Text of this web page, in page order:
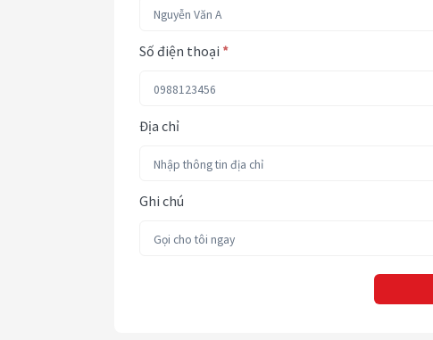
Số điện thoại *
Địa chỉ
Ghi chú